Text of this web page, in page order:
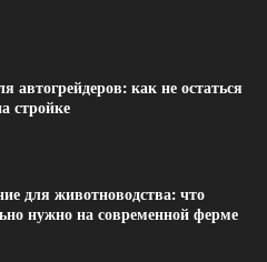
автогрейдеров: как не остаться
стройке
для животноводства: что
нужно на современной ферме